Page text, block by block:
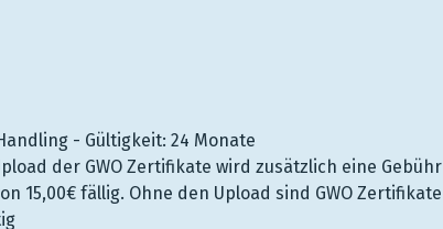
- Gültigkeit: 24 Monate
der GWO Zertifikate wird zusätzlich eine Gebühr
15,00€ fällig. Ohne den Upload sind GWO Zertifikate